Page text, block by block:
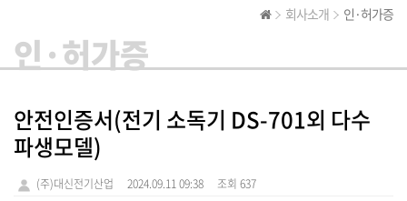
회사소개 인·허가증
인·허가증
안전인증서(전기 소독기 DS-701외 다수
파생모델)
(주)대신전기산업 2024.09.11 09:38 조회 637